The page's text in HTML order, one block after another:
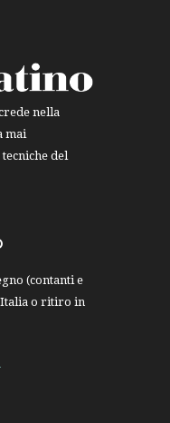
nella
mai
del
(contanti e
Italia o ritiro in